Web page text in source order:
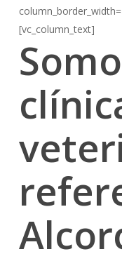
[vc_column_text]